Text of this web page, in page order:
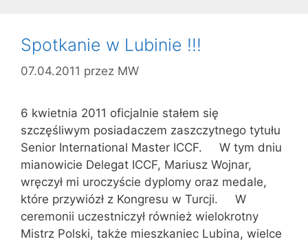
Spotkanie w Lubinie !!!
07.04.2011 przez MW
6 kwietnia 2011 oficjalnie stałem się
szczęśliwym posiadaczem zaszczytnego tytułu
Senior International Master ICCF. W tym dniu
mianowicie Delegat ICCF, Mariusz Wojnar,
wręczył mi uroczyście dyplomy oraz medale,
które przywiózł z Kongresu w Turcji. W
ceremonii uczestniczył również wielokrotny
Mistrz Polski, także mieszkaniec Lubina, wielce